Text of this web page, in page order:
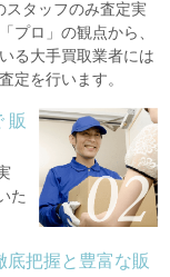
スタッフのみ査定実
プロ」の観点から、
る大手買取業者には
定を行います。
販
た
底把握と豊富な販